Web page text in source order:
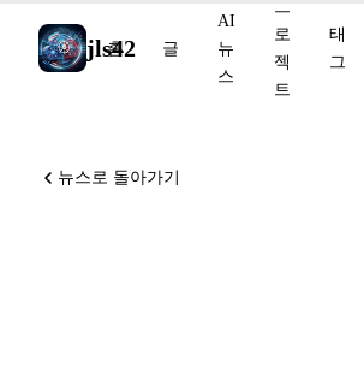
jls42
홈 글
AI
뉴
스
프
로
젝
트
태
그
뉴스로 돌아가기